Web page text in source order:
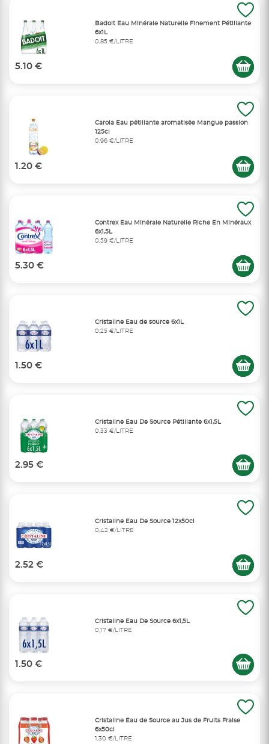
Badoit Eau Minérale Naturelle Finement Pétillante
6x1L
0,85 €/LITRE
5.10 €
Carola Eau pétillante aromatisée Mangue passion
125cl
0,96 €/LITRE
1.20 €
Contrex Eau Minérale Naturelle Riche En Minéraux
6x1,5L
0,59 €/LITRE
5.30 €
Cristaline Eau de source 6x1L
0,25 €/LITRE
1.50 €
Cristaline Eau De Source Pétillante 6x1,5L
0,33 €/LITRE
2.95 €
Cristaline Eau De Source 12x50cl
0,42 €/LITRE
2.52 €
Cristaline Eau De Source 6x1,5L
0,17 €/LITRE
1.50 €
Cristaline Eau de Source au Jus de Fruits Fraise
6x50cl
1,30 €/LITRE